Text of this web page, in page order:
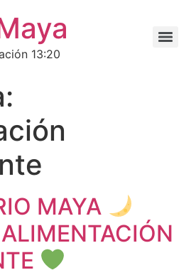
13:20
MAYA